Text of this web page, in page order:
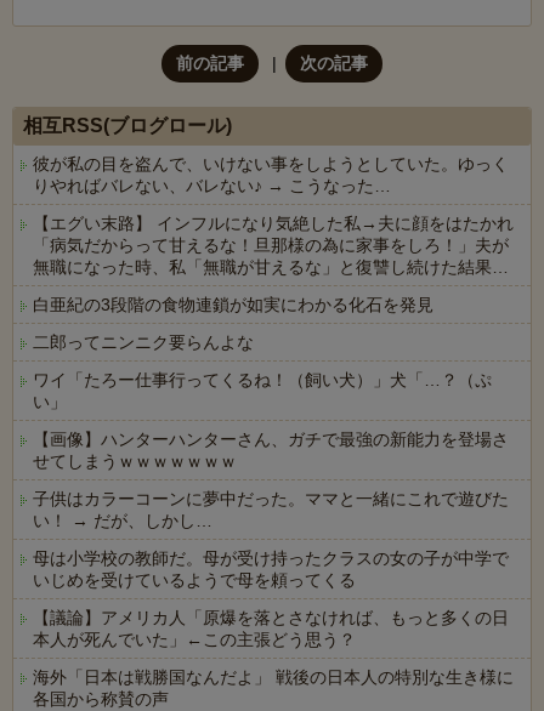
前の記事 次の記事
相互RSS(ブログロール)
彼が私の目を盗んで、いけない事をしようとしていた。ゆっく
りやればバレない、バレない♪ → こうなった…
【エグい末路】 インフルになり気絶した私→夫に顔をはたかれ
「病気だからって甘えるな！旦那様の為に家事をしろ！」夫が
無職になった時、私「無職が甘えるな」と復讐し続けた結果…
白亜紀の3段階の食物連鎖が如実にわかる化石を発見
二郎ってニンニク要らんよな
ワイ「たろー仕事行ってくるね！（飼い犬）」犬「…？（ぷ
い」
【画像】ハンターハンターさん、ガチで最強の新能力を登場さ
せてしまうｗｗｗｗｗｗｗ
子供はカラーコーンに夢中だった。ママと一緒にこれで遊びた
い！ → だが、しかし…
母は小学校の教師だ。母が受け持ったクラスの女の子が中学で
いじめを受けているようで母を頼ってくる
【議論】アメリカ人「原爆を落とさなければ、もっと多くの日
本人が死んでいた」←この主張どう思う？
海外「日本は戦勝国なんだよ」 戦後の日本人の特別な生き様に
各国から称賛の声